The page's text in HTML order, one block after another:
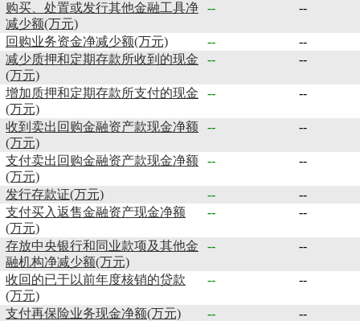
购买、处置或发行其他金融工具净
减少额(万元)
-- --
回购业务资金净减少额(万元) --
--
减少质押和定期存款所收到的现金
(万元)
-- --
增加质押和定期存款所支付的现金
(万元)
-- --
收到卖出回购金融资产款现金净额
(万元)
-- --
支付卖出回购金融资产款现金净额
(万元)
-- --
发行存款证(万元) --
--
支付买入返售金融资产现金净额
(万元)
-- --
存放中央银行和同业款项及其他金
融机构净减少额(万元)
-- --
收回的已于以前年度核销的贷款
(万元)
-- --
支付再保险业务现金净额(万元) --
--